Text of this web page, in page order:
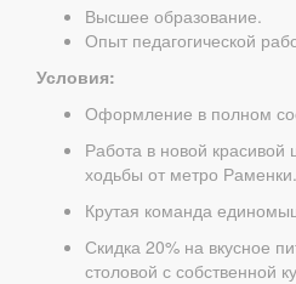
Высшее образование.
Опыт педагогической
Условия:
Оформление в полном
Работа в новой красивой
ходьбы от метро Раменки.
Крутая команда
Скидка 20% на вкусное
столовой с собственной